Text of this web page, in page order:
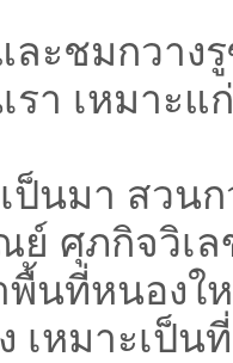
ะชมกวาง
า เหมาะแ
ป็นมา สวน
ย์ ศุภกิจวิเ
พื้นที่หนอ
เหมาะเป็น